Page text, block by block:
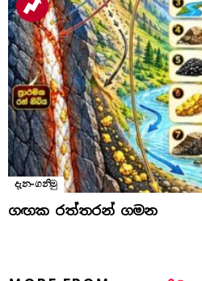
දැන-ගනිමු
ගඟක රත්තරන් ගමන